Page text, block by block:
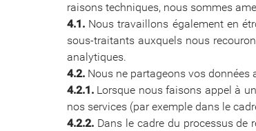
raisons techniques, nous sommes
4.1. Nous travaillons également en
sous-traitants auxquels nous
analytiques.
4.2. Nous ne partageons vos
4.2.1. Lorsque nous faisons appel à
nos services (par exemple dans le
4.2.2. Dans le cadre du processus de